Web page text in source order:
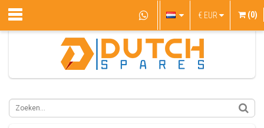
€ EUR (0)